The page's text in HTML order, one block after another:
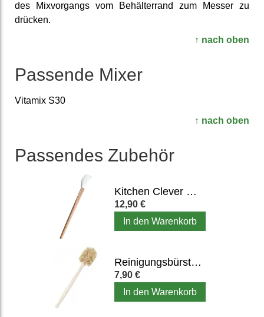
des Mix­vorgangs vom Behälter­rand zum Messer zu
drücken.
↑ nach oben
Passende Mixer
Vitamix S30
↑ nach oben
Passendes Zubehör
Kitchen Clever Spatel (3 cm breit)
12,90 €
In den Warenkorb
Reinigungsbürste für Mixbehälter, Entsafter & Flaschen
7,90 €
In den Warenkorb